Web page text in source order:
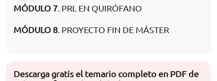
MÓDULO 7 . PRL EN QUIRÓFANO
MÓDULO 8 . PROYECTO FIN DE MÁSTER
Descarga gratis el temario completo en PDF de